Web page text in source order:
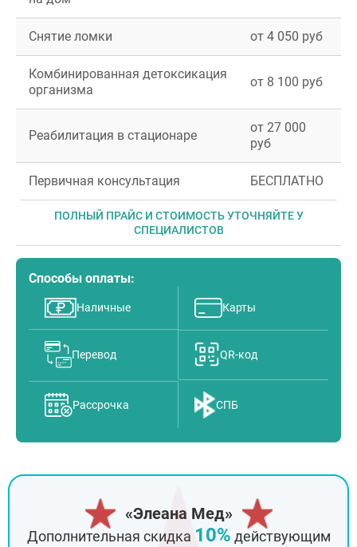
Снятие ломки от 4 050 руб
Комбинированная детоксикация
организма
от 8 100 руб
Реабилитация в стационаре
от 27 000
руб
Первичная консультация БЕСПЛАТНО
ПОЛНЫЙ ПРАЙС И СТОИМОСТЬ УТОЧНЯЙТЕ У
СПЕЦИАЛИСТОВ
Способы оплаты:
Наличные Карты
Перевод QR-код
Рассрочка СПБ
«Элеана Мед»
Дополнительная скидка 10% действующим